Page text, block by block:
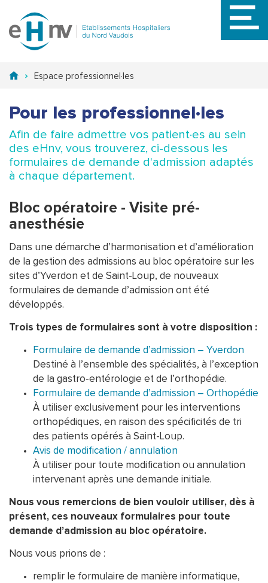
au
Espace professionnel·les
Pour les professionnel·les
Afin de faire admettre vos patient·es au sein
des eHnv, vous trouverez, ci-dessous les
formulaires de demande d'admission adaptés
à chaque département.
Bloc opératoire - Visite pré-
anesthésie
Dans une démarche d’harmonisation et d’amélioration
de la gestion des admissions au bloc opératoire sur les
sites d’Yverdon et de Saint-Loup, de nouveaux
formulaires de demande d’admission ont été
développés.
Trois types de formulaires sont à votre disposition :
Formulaire de demande d’admission – Yverdon
Destiné à l’ensemble des spécialités, à l’exception
de la gastro-entérologie et de l’orthopédie.
Formulaire de demande d’admission – Orthopédie
À utiliser exclusivement pour les interventions
orthopédiques, en raison des spécificités de tri
des patients opérés à Saint-Loup.
Avis de modification / annulation
À utiliser pour toute modification ou annulation
intervenant après une demande initiale.
Nous vous remercions de bien vouloir utiliser, dès à
présent, ces nouveaux formulaires pour toute
demande d’admission au bloc opératoire.
Nous vous prions de :
remplir le formulaire de manière informatique,